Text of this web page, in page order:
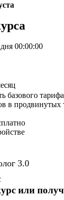
00:00:00
базового
в продвинутых
3.0
или